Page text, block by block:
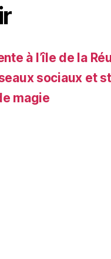
à l’île de la
sociaux et
magie